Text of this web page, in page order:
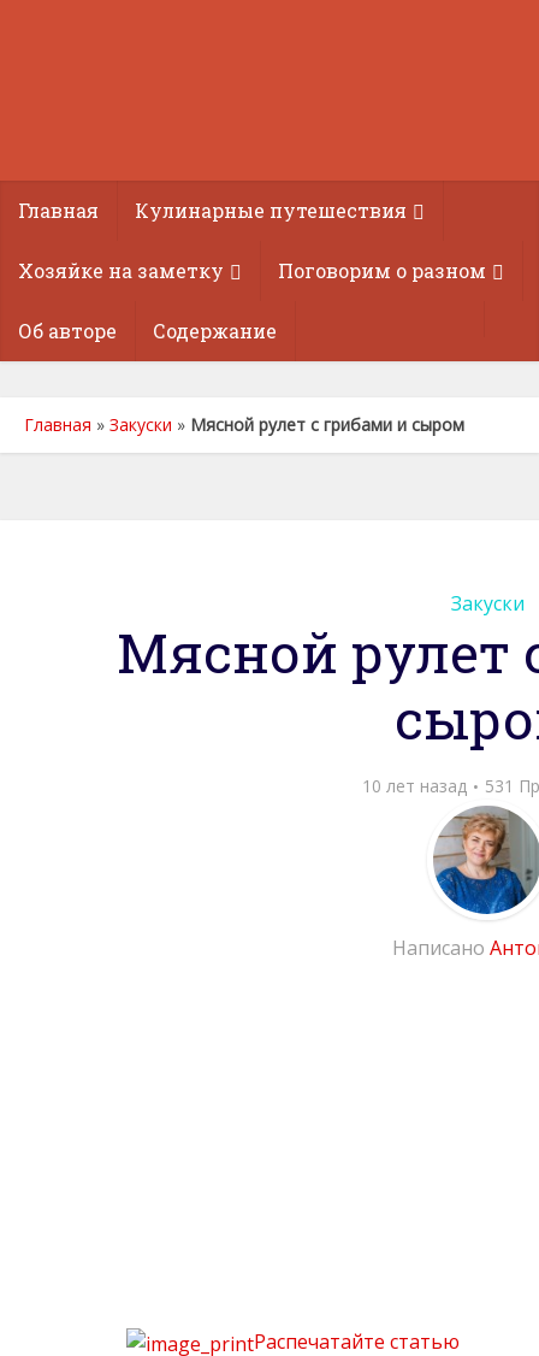
Главная Кулинарные путешествия
Хозяйке на заметку Поговорим о разном
Об авторе Содержание
Главная » Закуски » Мясной рулет с грибами и сыром
Закуски
Мясной рулет
10 лет назад 531
Написано
Распечатайте статью